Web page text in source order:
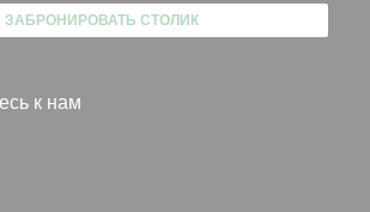
ЗАБРОНИРОВАТЬ СТОЛИК
к нам
в новом окне))